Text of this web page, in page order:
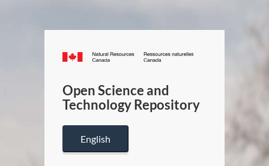
Canada.ca
/
Canada
Open Science and
Technology Repository
English